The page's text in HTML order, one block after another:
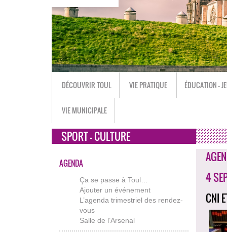
DÉCOUVRIR TOUL VIE PRATIQUE ÉDUCATION -
VIE MUNICIPALE
SPORT - CULTURE
AGENDA
Ça se passe à Toul…
Ajouter un événement
L’agenda trimestriel des rendez-
vous
Salle de l’Arsenal
4
CNI